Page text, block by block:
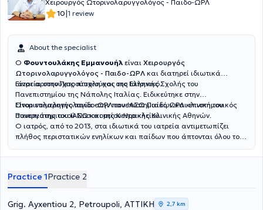
Χειρουργός Ωτορινολαρυγγολόγος - Παιδο-ΩΡΛ
10|1 review
About the specialist
Ο Φουντουλάκης Εμμανουήλ είναι Χειρουργός
Ωτορινολαρυγγολόγος - Παιδο-ΩΡΛ και διατηρεί ιδιωτικά
ιατρεία στην Πετρούπολη και στο Ελληνικό.
Είναι αριστούχος πτυχιούχος της Ιατρικής Σχολής του
Πανεπιστημίου της Νάπολης Ιταλίας. Ειδικεύτηκε στην
Ωτορινολαρυγγολογία στην πανεπιστημιακή ΩΡΛ κλινική του
Πανεπιστημιακού Νοσοκομείου Ηρακλείου.
Είναι επιμελητής παιδο-ΩΡΛ του ΙΑΣΩ Παίδων και επιστημονικός
συνεργάτης του ΙΑΣΩ και της Κεντρικής Κλινικής Αθηνών.
Ο ιατρός, από το 2013, στα ιδιωτικά του ιατρεία αντιμετωπίζει
πλήθος περιστατικών ενηλίκων και παίδων που άπτονται όλου του
Practice 1Practice 2
Grig. Ayxentiou 2, Petroupoli, ΑΤΤΙΚΗ 2,7 km